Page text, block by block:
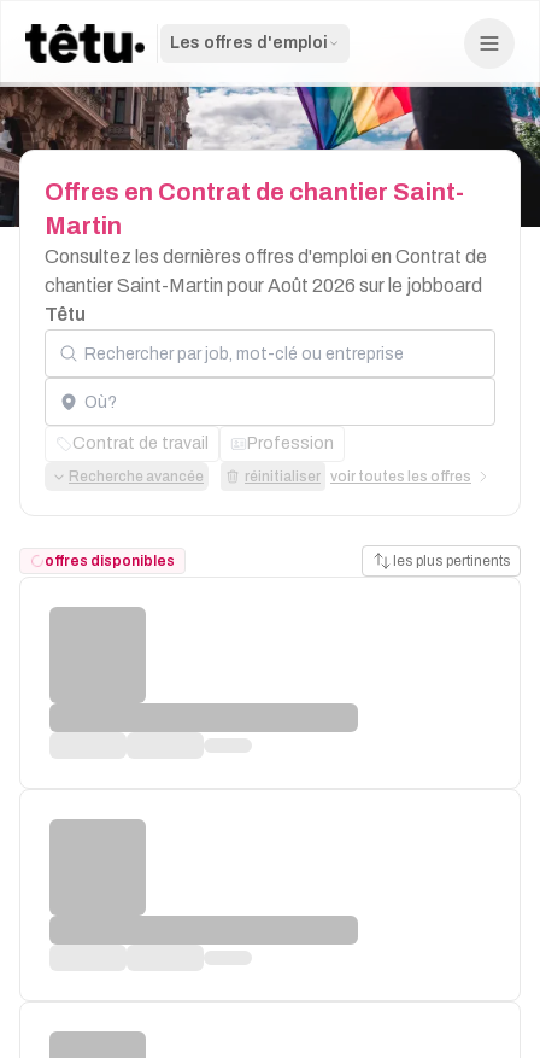
Les offres d'emploi
Offres en Contrat de chantier Saint-
Martin
Consultez les dernières offres d'emploi en Contrat de
chantier Saint-Martin pour Août 2026 sur le jobboard
Têtu
Rechercher par job, mot-clé ou entreprise
Localisation
Contrat de travail Profession
Recherche avancée réinitialiser voir toutes les offres
offres disponibles les plus pertinents